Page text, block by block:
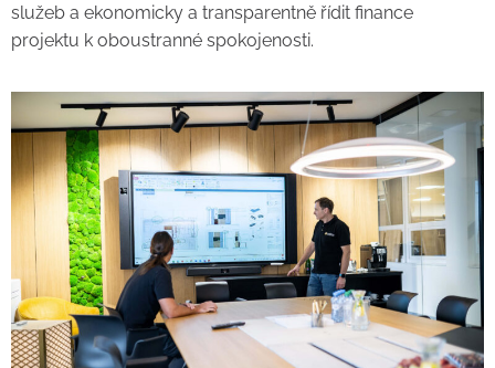
služeb a ekonomicky a transparentně řídit finance
projektu k oboustranné spokojenosti.